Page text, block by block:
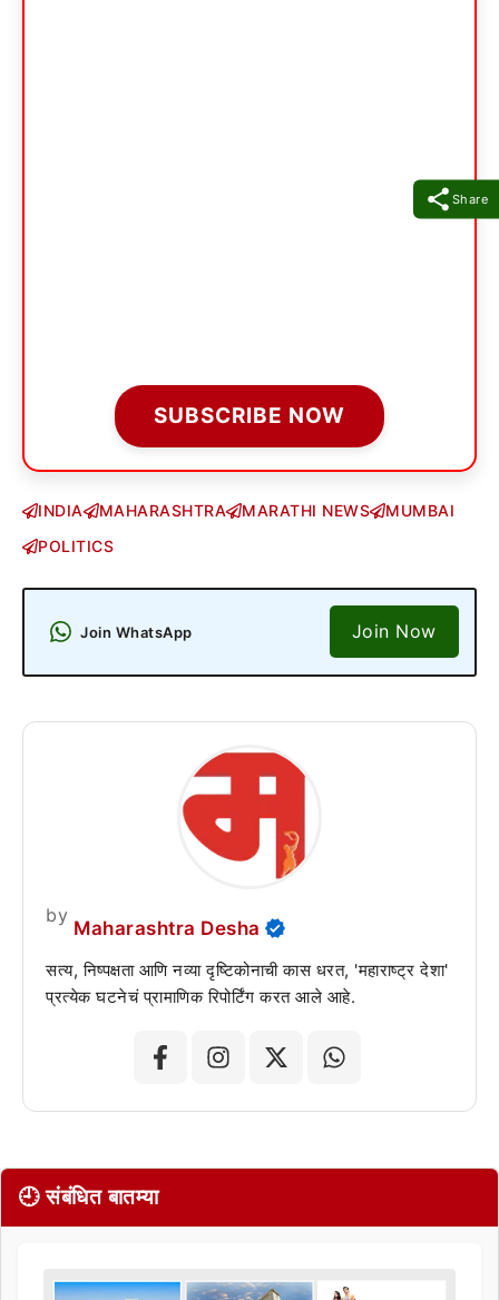
Share
SUBSCRIBE NOW
INDIA MAHARASHTRA MARATHI NEWS
MUMBAI
POLITICS
Join WhatsApp Join Now
by
Maharashtra Desha
सत्य, निष्पक्षता आणि नव्या दृष्टिकोनाची कास धरत, 'महाराष्ट्र देशा'
प्रत्येक घटनेचं प्रामाणिक रिपोर्टिंग करत आले आहे.
🕘 संबंधित बातम्या